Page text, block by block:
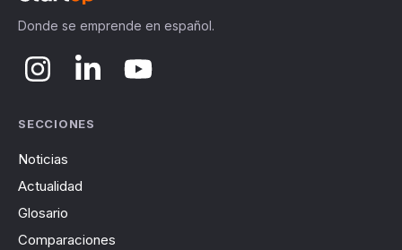
Donde se emprende en español.
SECCIONES
Noticias
Actualidad
Glosario
Comparaciones